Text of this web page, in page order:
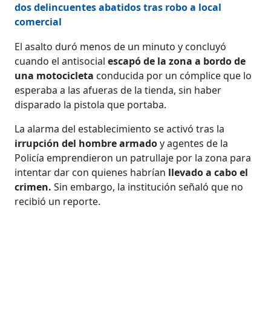
dos delincuentes abatidos tras robo a local
comercial
El asalto duró menos de un minuto y concluyó
cuando el antisocialescapó de la zona a bordo de
una motocicleta conducida por un cómplice que lo
esperaba a las afueras de la tienda, sin haber
disparado la pistola que portaba.
La alarma del establecimiento se activó tras la
irrupción del hombre armadoy agentes de la
Policía emprendieron un patrullaje por la zona para
intentar dar con quienes habrían llevado a cabo el
crimen. Sin embargo, la institución señaló que no
recibió un reporte.